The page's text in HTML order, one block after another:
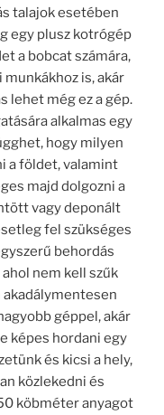
talajok esetében
egy plusz kotrógép
a bobcat számára,
is, akár
lehet még ez a gép.
alkalmas egy
hogy milyen
a földet, valamint
majd dolgozni a
vagy deponált
fel szükséges
behordás
nem kell szűk
géppel, akár
képes hordani egy
és kicsi a hely,
közlekedni és
köbméter anyagot